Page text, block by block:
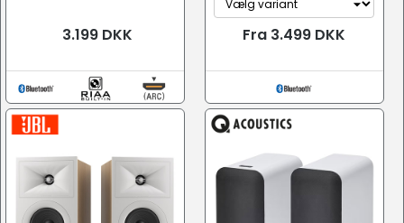
3.199 DKK Fra 3.499 DKK